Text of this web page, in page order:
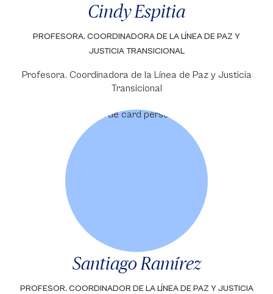
Cindy Espitia
PROFESORA. COORDINADORA DE LA LÍNEA DE PAZ Y
JUSTICIA TRANSICIONAL
Profesora. Coordinadora de la Línea de Paz y Justicia
Transicional
Santiago Ramírez
PROFESOR. COORDINADOR DE LA LÍNEA DE PAZ Y JUSTICIA